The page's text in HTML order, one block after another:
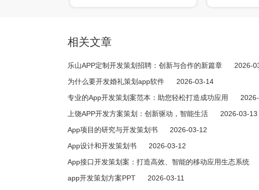
来。智能家居在这里扮演着-个不可或
连接家中绝大部分智能设备而，实现
动，给您全新的智能家庭互联体验。
的学校班级为
学需要，将学
氛围中。
相关文章
乐山APP定制开发策划招聘：创新与合作的新篇章
2026-
为什么要开发婚礼策划app软件
2026-03-14
专业的App开发策划案范本：助您轻松打造成功应用
上饶APP开发方案策划：创新驱动，智能生活
2026-03-13
App项目的研究与开发策划书
2026-03-12
App设计和开发策划书
2026-03-12
App接口开发策划案：打造高效、智能的移动应用生态系统
app开发策划方案PPT
2026-03-11